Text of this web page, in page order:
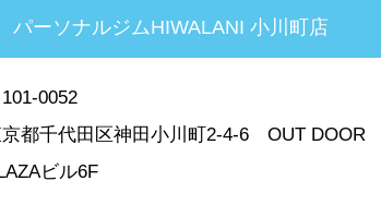
パーソナルジムHIWALANI 小川町店
0052
都千代田区神田小川町2-4-6 OUT DOOR
ビル6F